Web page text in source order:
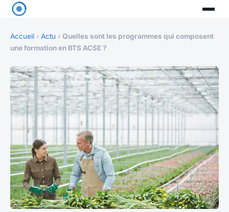
Accueil › Actu › Quelles sont les programmes qui composent
une formation en BTS ACSE ?